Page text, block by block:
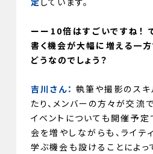
ーー10倍はすごいですね！
書く機会が大幅に増える一方
どうなのでしょう？
吉川さん： 執筆や撮影のスキ
たり、メンバーの方々が交流
イベントについても開催予定
会を増やしながらも、ライテ
学ぶ機会も設けることによっ